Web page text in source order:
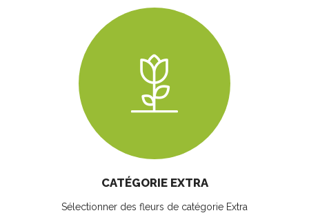
CATÉGORIE EXTRA
Sélectionner des fleurs de catégorie Extra